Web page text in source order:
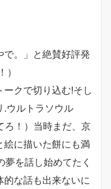
。」と絶賛好評発
クで切り込む!そし
.ウルトラソウル
ろ！）当時まだ、京
に描いた餅にも満
を話し始めてたく
な話も出来ないに